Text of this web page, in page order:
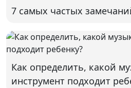
7 самых частых
Как определить, какой
инструмент подходит